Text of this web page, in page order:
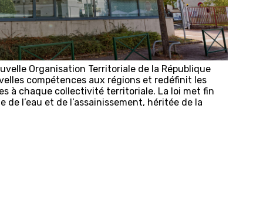
Organisation Territoriale de la République
compétences aux régions et redéfinit les
à chaque collectivité territoriale. La loi met fin
de l’eau et de l’assainissement, héritée de la